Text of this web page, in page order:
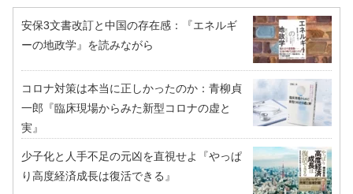
安保3文書改訂と中国の存在感：『エネルギ
ーの地政学』を読みながら
コロナ対策は本当に正しかったのか：青柳貞
一郎『臨床現場からみた新型コロナの虚と
実』
少子化と人手不足の元凶を直視せよ『やっぱ
り高度経済成長は復活できる』